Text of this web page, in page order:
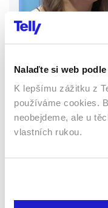
Nalaďte si web podle
K lepšímu zážitku z
používáme cookies.
neobejdeme, ale u
vlastních rukou.
2024 | Česká
Nejčastější příčinou
sebevražda. 20%
psychickými
domácím
běžné, že ženy po